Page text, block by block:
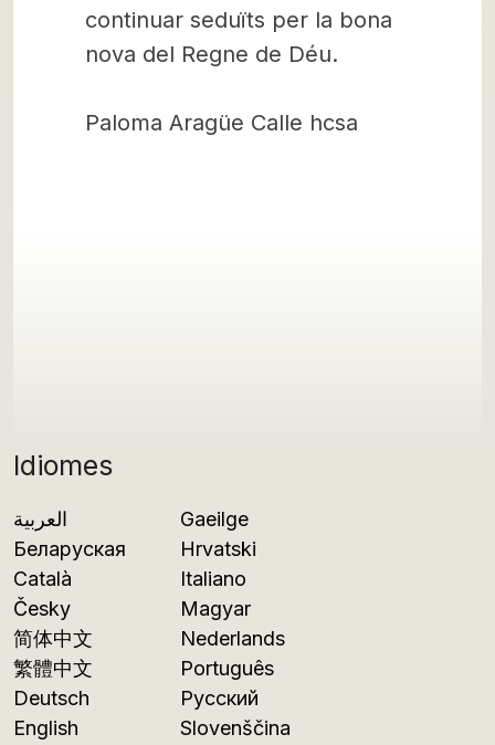
Idiomes
العربية
Беларуская
Català
Česky
简体中文
繁體中文
Deutsch
English
Gaeilge
Hrvatski
Italiano
Magyar
Nederlands
Português
Русский
Slovenščina
continuar seduïts per la bona
nova del Regne de Déu.
Paloma Aragüe Calle hcsa